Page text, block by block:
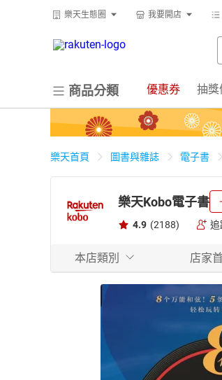
樂天生態圈 我要開店
商品分類 優惠券 抽獎
樂天首頁 圖書與雜誌 電子書
樂天Kobo電子書
4.9 (2188) 追
本店類別 店家